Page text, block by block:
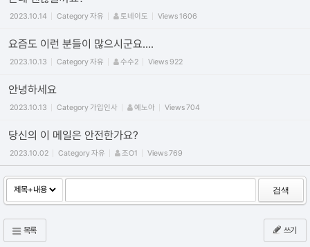
2023.10.14 Category자유 토네이도 Views1606
요즘도 이런 분들이 많으시군요....
2023.10.13 Category자유 수수2 Views922
안녕하세요
2023.10.13 Category가입인사 예노아 Views704
당신의 이 메일은 안전한가요?
2023.10.02 Category자유 조O1 Views769
검색
목록 쓰기